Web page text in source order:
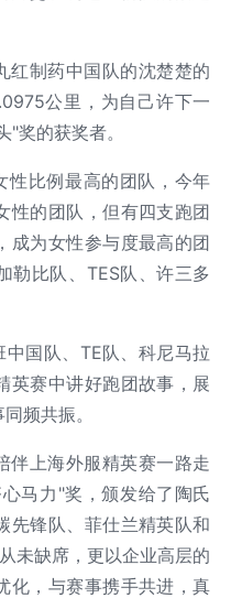
红制药中国队的沈楚楚的
公里，为自己许下一
奖的获奖者。
性比例最高的团队，今年
性的团队，但有四支跑团
成为女性参与度最高的团
勒比队、TES队、许三多
国队、TE队、科尼马拉
英赛中讲好跑团故事，展
频共振。
伴上海外服精英赛一路走
马力"奖，颁发给了陶氏
先锋队、菲仕兰精英队和
未缺席，更以企业高层的
化，与赛事携手共进，真